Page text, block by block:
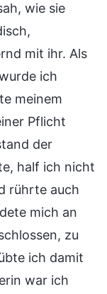
wie sie
mit ihr. Als
ich
meinem
Pflicht
der
half ich nicht
rührte auch
mich an
zu
ich damit
war ich